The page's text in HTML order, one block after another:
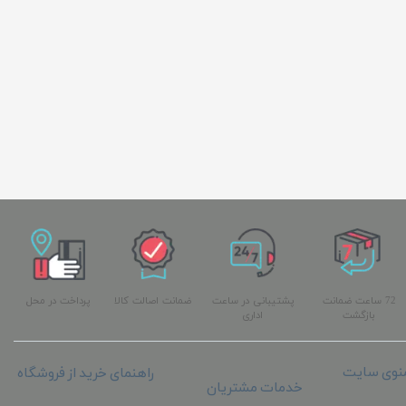
پشتیبانی در ساعت
اداری
پرداخت در محل
72 ساعت ضمانت
بازگشت
ضمانت اصالت کالا
راهنمای خرید از فروشگاه
خدمات مشتریان
سایت